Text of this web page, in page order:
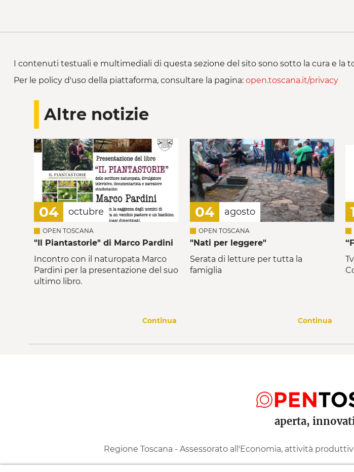
I contenuti testuali e multimediali di questa sezione del sito sono sotto la cura e la
Per le policy d'uso della piattaforma, consultare la pagina: open.toscana.it/privacy
Altre notizie
04 octubre
OPEN TOSCANA
"Il Piantastorie" di Marco Pardini
Incontro con il naturopata Marco
Pardini per la presentazione del suo
ultimo libro.
Continua
04 agosto
OPEN TOSCANA
"Nati per leggere"
Serata di letture per tutta la
famiglia
Continua
aperta,
Regione Toscana - Assessorato all'Economia, attività